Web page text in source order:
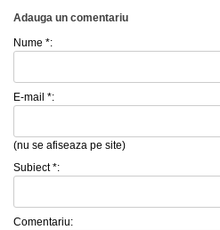
Adauga un comentariu
Nume *:
E-mail *:
(nu se afiseaza pe site)
Subiect *:
Comentariu: